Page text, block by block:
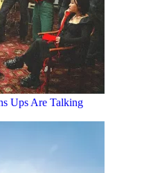
Ups Are Talking